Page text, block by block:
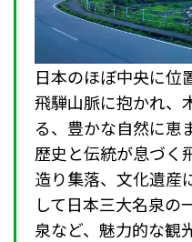
日本のほぼ中央に位
飛騨山脈に抱かれ、
る、豊かな自然に恵
歴史と伝統が息づく
造り集落、文化遺産
して日本三大名泉の
泉など、魅力的な観